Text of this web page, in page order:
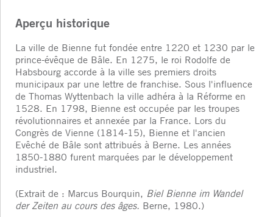
Aperçu historique
La ville de Bienne fut fondée entre 1220 et 1230 par le
prince-évêque de Bâle. En 1275, le roi Rodolfe de
Habsbourg accorde à la ville ses premiers droits
municipaux par une lettre de franchise. Sous l'influence
de Thomas Wyttenbach la ville adhéra à la Réforme en
1528. En 1798, Bienne est occupée par les troupes
révolutionnaires et annexée par la France. Lors du
Congrès de Vienne (1814-15), Bienne et l'ancien
Evêché de Bâle sont attribués à Berne. Les années
1850-1880 furent marquées par le développement
industriel.
(Extrait de : Marcus Bourquin, Biel Bienne im Wandel
der Zeiten au cours des âges. Berne, 1980.)